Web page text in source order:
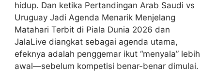
hidup. Dan ketika Pertandingan Arab Saudi vs
Uruguay Jadi Agenda Menarik Menjelang
Matahari Terbit di Piala Dunia 2026 dan
JalaLive diangkat sebagai agenda utama,
efeknya adalah penggemar ikut “menyala” lebih
awal—sebelum kompetisi benar-benar dimulai.